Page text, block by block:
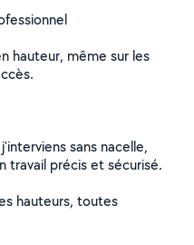
hauteur, même sur les
sans nacelle,
travail précis et sécurisé.
hauteurs, toutes